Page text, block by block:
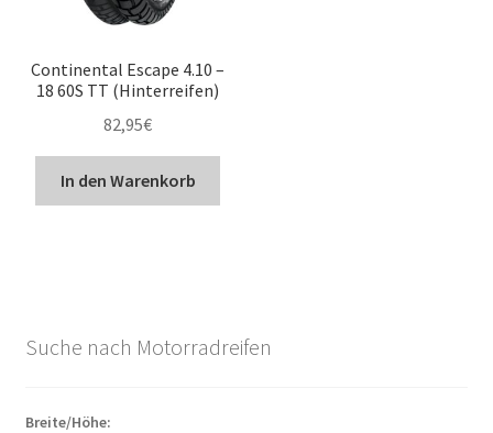
Continental Escape 4.10 –
18 60S TT (Hinterreifen)
82,95€
In den Warenkorb
Suche nach Motorradreifen
Breite/Höhe: